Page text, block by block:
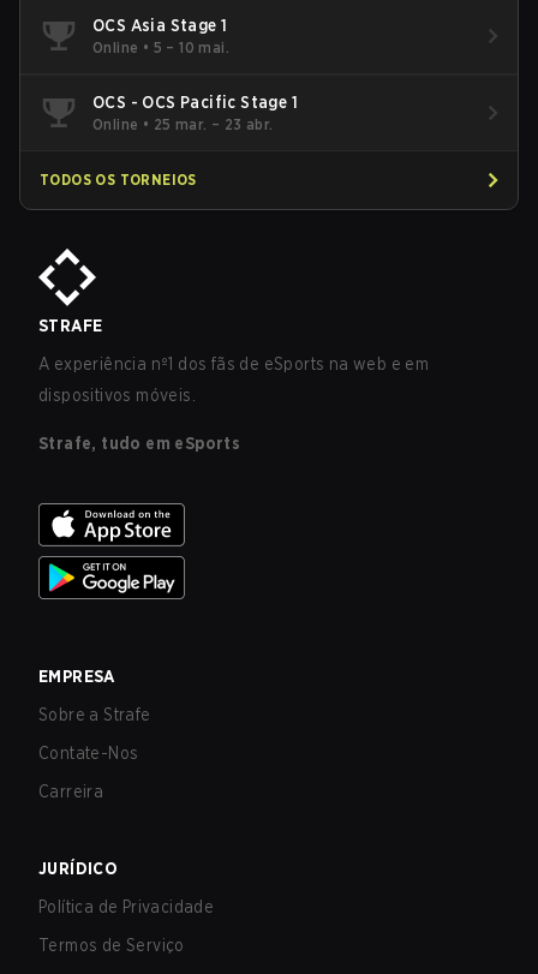
OCS Asia Stage 1
Online • 5 – 10 mai.
OCS - OCS Pacific Stage 1
Online • 25 mar. – 23 abr.
TODOS OS TORNEIOS
STRAFE
A experiência nº1 dos fãs de eSports na web e em
dispositivos móveis.
Strafe, tudo em eSports
EMPRESA
Sobre a Strafe
Contate-Nos
Carreira
JURÍDICO
Política de Privacidade
Termos de Serviço